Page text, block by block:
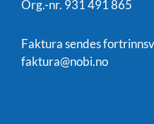
Org.-nr. 931 491 865
Faktura sendes
faktura@nobi.no